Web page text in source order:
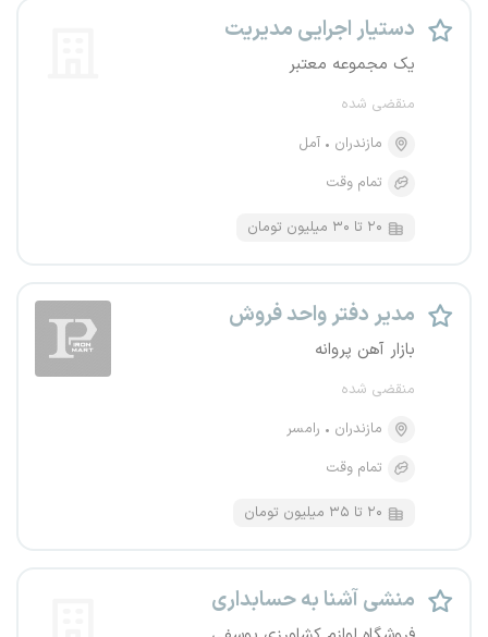
دستیار اجرایی مدیریت
یک مجموعه معتبر
منقضی شده
مازندران
آمل
تمام وقت
۲۰ تا ۳۰ میلیون تومان
مدیر دفتر واحد فروش
بازار آهن پروانه
منقضی شده
مازندران
رامسر
تمام وقت
۲۰ تا ۳۵ میلیون تومان
منشی آشنا به حسابداری